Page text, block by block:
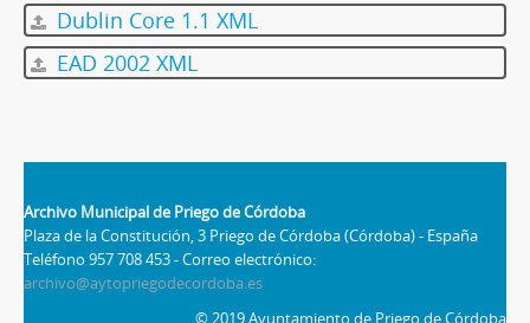
Dublin Core 1.1 XML
EAD 2002 XML
Archivo Municipal de Priego de Córdoba
Plaza de la Constitución, 3 Priego de Córdoba (Córdoba) - España
Teléfono 957 708 453 - Correo electrónico:
archivo@aytopriegodecordoba.es
© 2019 Ayuntamiento de Priego de Córdoba